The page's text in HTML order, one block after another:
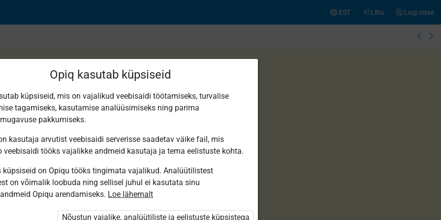
Logi sisse
Liitu
EST
mäng
ole Opiqusse sisse logitud.
Õpilastele saab määrata õpiku
Opiq kasutab küpsiseid
küpsiseid, mis on vajalikud veebisaidi töötamiseks, turvalise
tagamiseks, kasutamise analüüsimiseks ning parima
pakkumiseks.
kasutaja arvutist veebisaidi serverisse saadetav väike fail, mis
veebisaidi tööks vajalikke andmeid kasutaja ja tema eelistuste kohta.
küpsiseid on Opiqu tööks tingimata vajalikud. Analüütilistest
on võimalik loobuda ning sellisel juhul ei kasutata sinu
Opiqu arendamiseks. Loe lähemalt
Nõustun vajalike, analüütiliste ja eelistuste küpsistega